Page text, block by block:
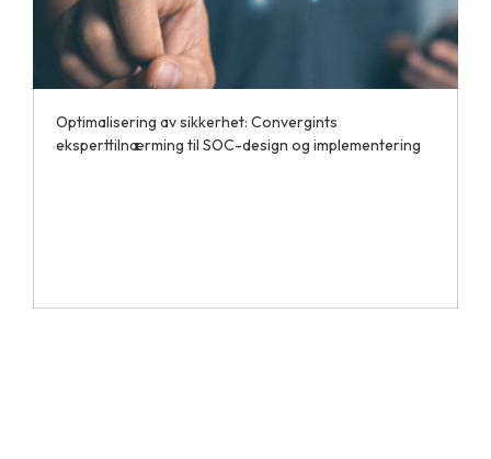
Optimalisering av sikkerhet: Convergints
eksperttilnærming til SOC-design og implementering